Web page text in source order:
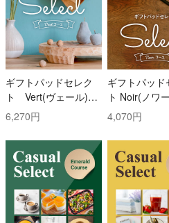
ギフトパッドセレク
ト Vert(ヴェール)コ
ース
6,270円
ギフトパッド
ト Noir(ノワ
ス
4,070円